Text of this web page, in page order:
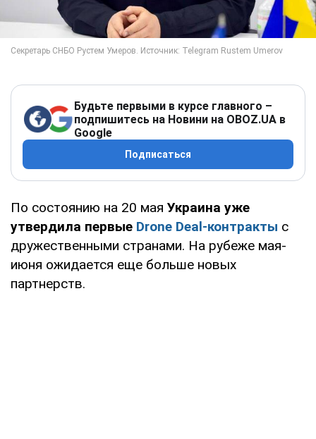
Будьте первыми в курсе главного –
подпишитесь на Новини на OBOZ.UA в
Google
Подписаться
По состоянию на 20 мая Украина уже
утвердила первые Drone Deal-контракты с
дружественными странами. На рубеже мая-
июня ожидается еще больше новых
партнерств.